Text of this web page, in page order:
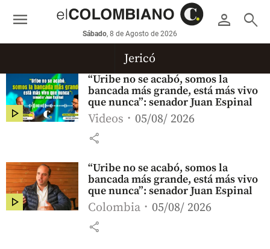
económicos
Colombia
person search
Sábado, 8 de Agosto de 2026
menu
Jericó
“Uribe no se acabó, somos la
bancada más grande, está más vivo
que nunca”: senador Juan Espinal
Videos 05/08/ 2026
share
“Uribe no se acabó, somos la
bancada más grande, está más vivo
que nunca”: senador Juan Espinal
Colombia 05/08/ 2026
share